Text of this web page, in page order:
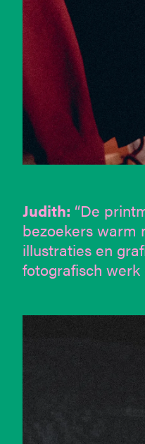
Judith: “De
bezoekers warm
illustraties en
fotografisch werk